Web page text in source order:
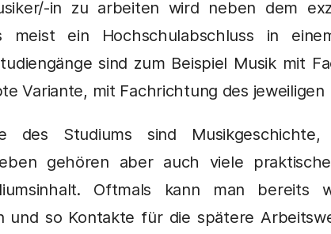
in zu arbeiten wird neben dem
meist ein Hochschulabschluss in
sind zum Beispiel Musik mit
Variante, mit Fachrichtung des jeweiligen
des Studiums sind Musikgeschichte,
gehören aber auch viele
Oftmals kann man bereits
und so Kontakte für die spätere